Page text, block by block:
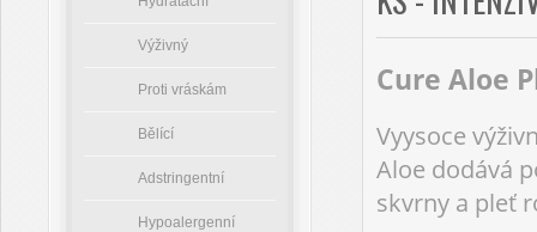
Výživný
Proti vráskám
Bělící
Adstringentní
Hypoalergenní
Cure Aloe
Vyysoce
Aloe dodává
skvrny a pleť